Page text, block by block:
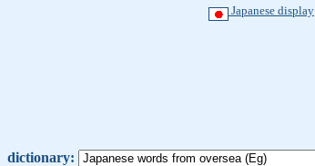
Japanese display
dictionary: